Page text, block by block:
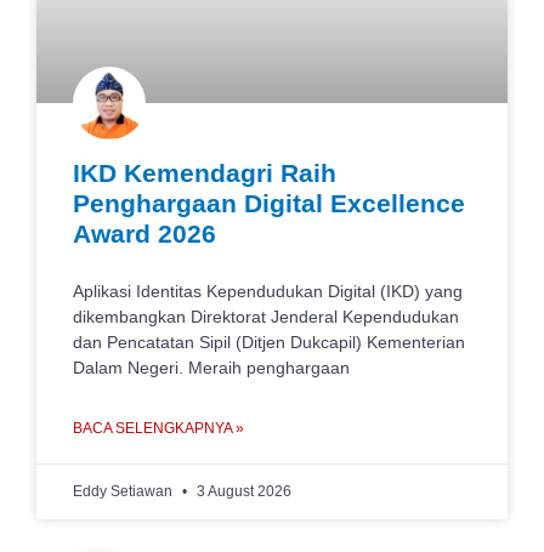
IKD Kemendagri Raih
Penghargaan Digital Excellence
Award 2026
Aplikasi Identitas Kependudukan Digital (IKD) yang
dikembangkan Direktorat Jenderal Kependudukan
dan Pencatatan Sipil (Ditjen Dukcapil) Kementerian
Dalam Negeri. Meraih penghargaan
BACA SELENGKAPNYA »
Eddy Setiawan 3 August 2026